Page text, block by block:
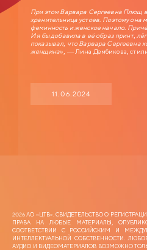
При этом Варвара Сергеевна Плющ
хранительница устоев. Поэтому она
феминность и женское начало.
И я бы добавила в её образ принт,
показывал, что Варвара Сергеевна
женщина», — Лина Дембикова,
11.06.2024
2026 АО «ЦТВ‎». СВИДЕТЕЛЬСТВО О
ПРАВА НА ЛЮБЫЕ МАТЕРИАЛЫ,
СООТВЕТСТВИИ С РОССИЙСКИМ И
ИНТЕЛЛЕКТУАЛЬНОЙ СОБСТВЕННОСТИ.
АУДИО И ВИДЕОМАТЕРИАЛОВ ВОЗМОЖНО